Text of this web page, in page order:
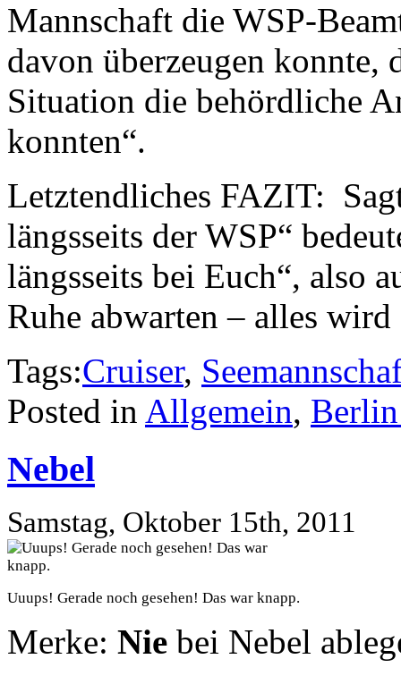
Mannschaft die WSP-
davon überzeugen konnte,
Situation die behördliche
konnten“.
Letztendliches FAZIT:
längsseits der WSP“
längsseits bei Euch“, also
Ruhe abwarten – alles
Tags:Cruiser,
Posted in Allgemein, Berlin
Nebel
Samstag, Oktober 15th, 2011
Uuups! Gerade noch gesehen! Das war knapp.
Merke: Nie bei Nebel